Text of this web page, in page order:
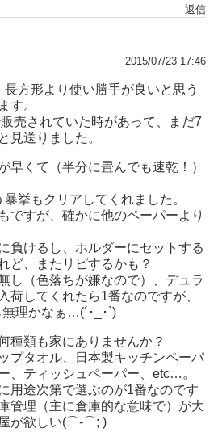
返信
2015/07/23 17:46
方形より使い勝手が良いと思う
す。
売されていた時があって、まだ7
見送りました。
早くて（半分に畳んでも速乾！）
挙もクリアしてくれました。
ですが、確かに他のペーパーより
負けるし、ホルダーにセットする
ど、またリピするかも？
し（色落ちが嫌なので）、デュラ
荷してくれたら1番なのですが、
理かなぁ…(´･_･`)
種類も家にありませんか？
プタオル、日本製キッチンペーパ
、ティッシュペーパー、etc…。
用途次第で選ぶのが1番なのです
管理（主に倉庫的な意味で）が大
が欲しい(⌒-⌒; )